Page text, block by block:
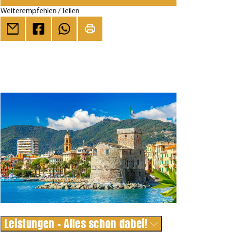
Weiterempfehlen / Teilen
Leistungen - Alles schon dabei!